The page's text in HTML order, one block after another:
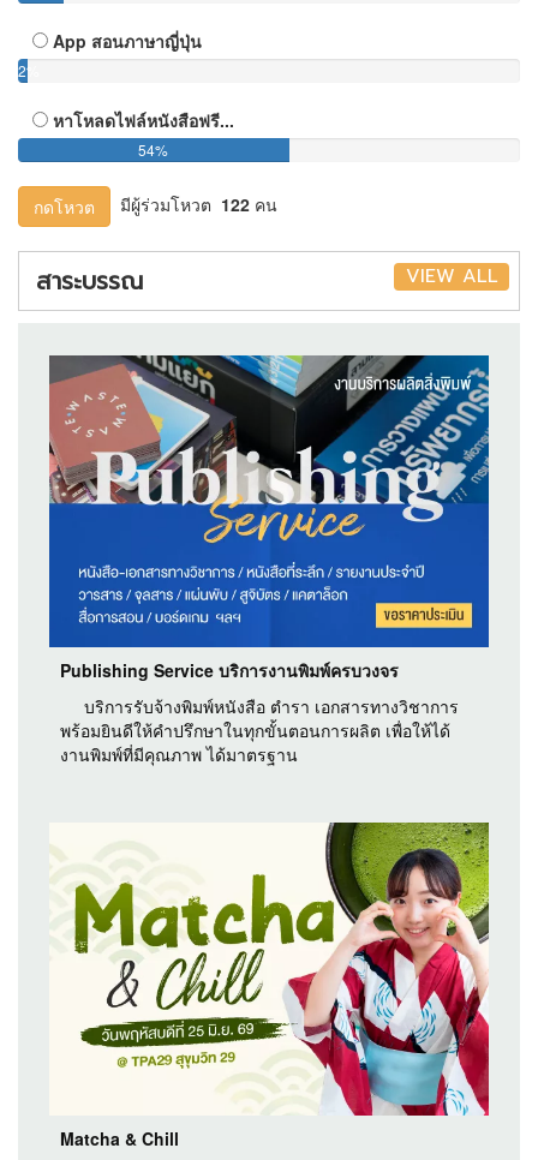
App สอนภาษาญี่ปุ่น
2%
หาโหลดไฟล์หนังสือฟรี...
54%
กดโหวต มีผู้ร่วมโหวต 122 คน
สาระบรรณ VIEW ALL
Publishing Service บริการงานพิมพ์ครบวงจร
บริการรับจ้างพิมพ์หนังสือ ตำรา เอกสารทางวิชาการ
พร้อมยินดีให้คำปรึกษาในทุกขั้นตอนการผลิต เพื่อให้ได้
งานพิมพ์ที่มีคุณภาพ ได้มาตรฐาน
Matcha & Chill